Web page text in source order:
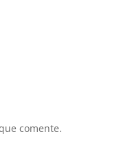
comente.